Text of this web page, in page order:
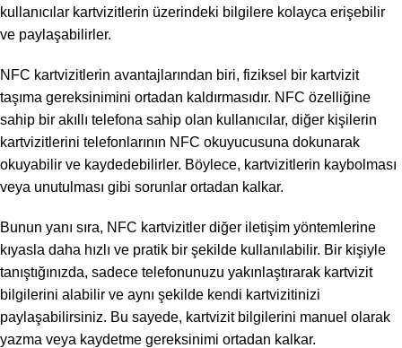
kullanıcılar kartvizitlerin üzerindeki bilgilere kolayca erişebilir
ve paylaşabilirler.
NFC kartvizitlerin avantajlarından biri, fiziksel bir kartvizit
taşıma gereksinimini ortadan kaldırmasıdır. NFC özelliğine
sahip bir akıllı telefona sahip olan kullanıcılar, diğer kişilerin
kartvizitlerini telefonlarının NFC okuyucusuna dokunarak
okuyabilir ve kaydedebilirler. Böylece, kartvizitlerin kaybolması
veya unutulması gibi sorunlar ortadan kalkar.
Bunun yanı sıra, NFC kartvizitler diğer iletişim yöntemlerine
kıyasla daha hızlı ve pratik bir şekilde kullanılabilir. Bir kişiyle
tanıştığınızda, sadece telefonunuzu yakınlaştırarak kartvizit
bilgilerini alabilir ve aynı şekilde kendi kartvizitinizi
paylaşabilirsiniz. Bu sayede, kartvizit bilgilerini manuel olarak
yazma veya kaydetme gereksinimi ortadan kalkar.